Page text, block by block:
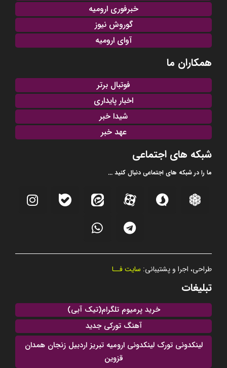
خبرفوری ارومیه
گوروش نیوز
آوای ارومیه
همکاران ما
فوتبال برتر
اخبار پایداری
شیدا خبر
عهد خبر
شبکه های اجتماعی
ما را در شبکه های اجتماعی دنبال کنید ...
طراحی، اجرا و پشتیبانی: سایت فــا
تبلیغات
خرید پرمیوم تلگرام(تیک آبی)
آهنگ تورکی جدید
لینکدونی تورک لینکدونی ارومیه تبریز اردبیل زنجان همدان
قزوین